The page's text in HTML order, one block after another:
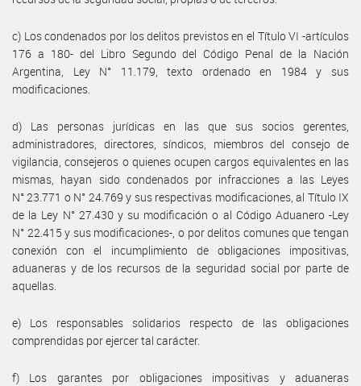
c) Los condenados por los delitos previstos en el Título VI -artículos
176 a 180- del Libro Segundo del Código Penal de la Nación
Argentina, Ley N° 11.179, texto ordenado en 1984 y sus
modificaciones.
d) Las personas jurídicas en las que sus socios gerentes,
administradores, directores, síndicos, miembros del consejo de
vigilancia, consejeros o quienes ocupen cargos equivalentes en las
mismas, hayan sido condenados por infracciones a las Leyes
N° 23.771 o N° 24.769 y sus respectivas modificaciones, al Título IX
de la Ley N° 27.430 y su modificación o al Código Aduanero -Ley
N° 22.415 y sus modificaciones-, o por delitos comunes que tengan
conexión con el incumplimiento de obligaciones impositivas,
aduaneras y de los recursos de la seguridad social por parte de
aquellas.
e) Los responsables solidarios respecto de las obligaciones
comprendidas por ejercer tal carácter.
f) Los garantes por obligaciones impositivas y aduaneras